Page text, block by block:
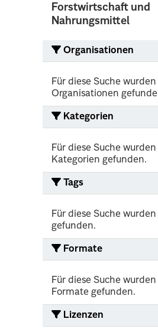
Forstwirtschaft und
Nahrungsmittel
Organisationen
Für diese Suche
Organisationen
Kategorien
Für diese Suche
Kategorien gefunden.
Tags
Für diese Suche wurden
gefunden.
Formate
Für diese Suche
Formate gefunden.
Lizenzen